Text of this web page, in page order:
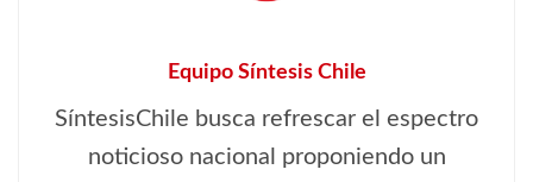
Equipo Síntesis Chile
SíntesisChile busca refrescar el espectro
noticioso nacional proponiendo un